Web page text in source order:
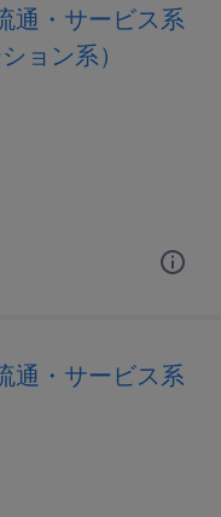
通・サービス系
ョン系）
通・サービス系